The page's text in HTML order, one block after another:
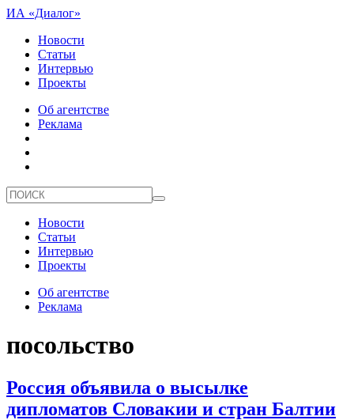
ИА «Диалог»
Новости
Статьи
Интервью
Проекты
Об агентстве
Реклама
Новости
Статьи
Интервью
Проекты
Об агентстве
Реклама
посольство
Россия объявила о высылке
дипломатов Словакии и стран Балтии